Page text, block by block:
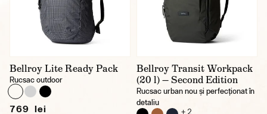
Bellroy Lite Ready Pack
Rucsac outdoor
769 lei
Bellroy Transit Workpack
(20 l) — Second Edition
Rucsac urban nou și perfecționat în
detaliu
+ 2